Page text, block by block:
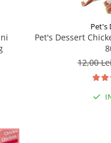
Pet's
Pet's Dessert
12,00